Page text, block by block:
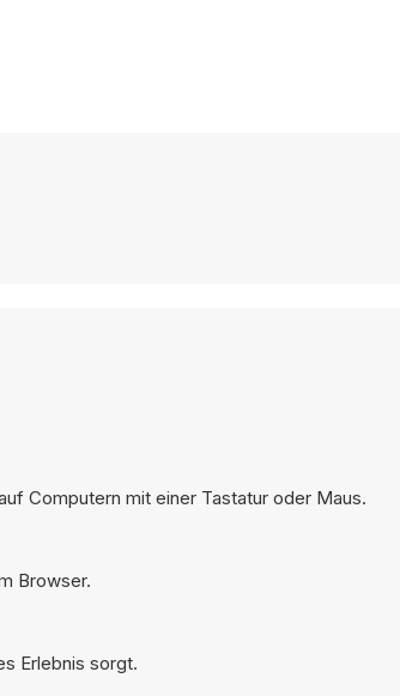
Computern mit einer Tastatur oder Maus.
Browser.
Erlebnis sorgt.